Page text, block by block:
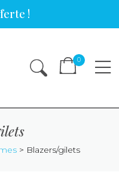
!
0
> Blazers/gilets